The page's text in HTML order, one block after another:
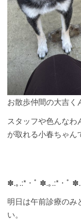
お散歩仲間の大吉く
スタッフや色んなわ
が取れる小春ちゃん
✽.｡.:*・ﾟ ✽.｡.:*・ﾟ
明日は午前診療のみ
い。